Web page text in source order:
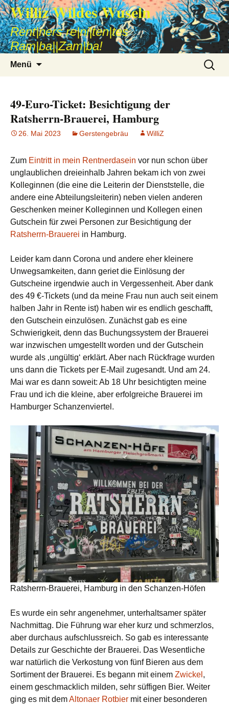
Williz Wildes Wuseln
Rent|ners re|ni|ten|tes
Ram|ba||Zam|ba!
Menü
Suche
nach:
49-Euro-Ticket: Besichtigung der
Ratsherrn-Brauerei, Hamburg
26. Mai 2023 Gerstengebräu WilliZ
Zum Eintritt in mein Rentnerdasein vor nun schon über
unglaublichen dreieinhalb Jahren bekam ich von zwei
Kolleginnen (die eine die Leiterin der Dienststelle, die
andere eine Abteilungsleiterin) neben vielen anderen
Geschenken meiner Kolleginnen und Kollegen einen
Gutschein für zwei Personen zur Besichtigung der
Ratsherrn-Brauerei in Hamburg.
Leider kam dann Corona und andere eher kleinere
Unwegsamkeiten, dann geriet die Einlösung der
Gutscheine irgendwie auch in Vergessenheit. Aber dank
des 49 €-Tickets (und da meine Frau nun auch seit einem
halben Jahr in Rente ist) haben wir es endlich geschafft,
den Gutschein einzulösen. Zunächst gab es eine
Schwierigkeit, denn das Buchungssystem der Brauerei
war inzwischen umgestellt worden und der Gutschein
wurde als ‚ungültig‘ erklärt. Aber nach Rückfrage wurden
uns dann die Tickets per E-Mail zugesandt. Und am 24.
Mai war es dann soweit: Ab 18 Uhr besichtigten meine
Frau und ich die kleine, aber erfolgreiche Brauerei im
Hamburger Schanzenviertel.
Ratsherrn-Brauerei, Hamburg in den Schanzen-Höfen
Es wurde ein sehr angenehmer, unterhaltsamer später
Nachmittag. Die Führung war eher kurz und schmerzlos,
aber durchaus aufschlussreich. So gab es interessante
Details zur Geschichte der Brauerei. Das Wesentliche
war natürlich die Verkostung von fünf Bieren aus dem
Sortiment der Brauerei. Es begann mit einem Zwickel ,
einem geschmacklich milden, sehr süffigen Bier. Weiter
ging es mit demAltonaer Rotbier mit einer besonderen